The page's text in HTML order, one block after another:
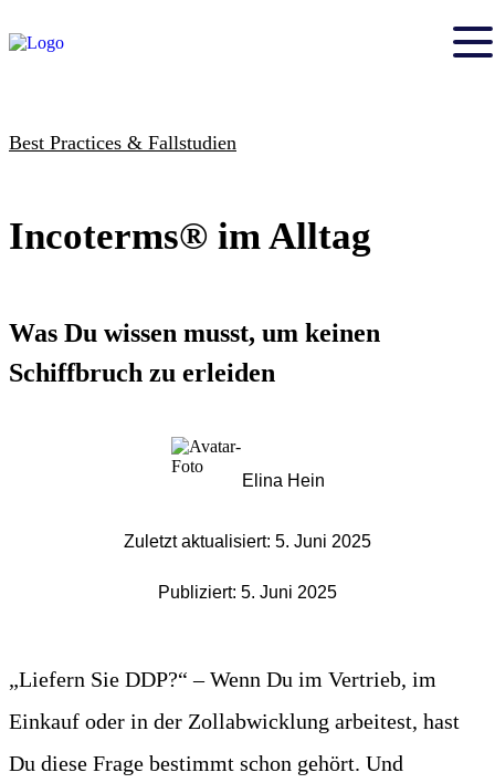
Best Practices & Fallstudien
Incoterms® im Alltag
Was Du wissen musst, um keinen
Schiffbruch zu erleiden
Elina Hein
Zuletzt aktualisiert: 5. Juni 2025
Publiziert: 5. Juni 2025
„Liefern Sie DDP?“ – Wenn Du im Vertrieb, im
Einkauf oder in der Zollabwicklung arbeitest, hast
Du diese Frage bestimmt schon gehört. Und